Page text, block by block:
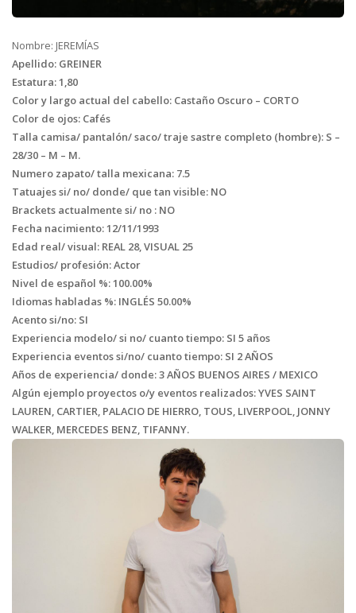
Nombre: JEREMÍAS
Apellido: GREINER
Estatura: 1,80
Color y largo actual del cabello: Castaño Oscuro – CORTO
Color de ojos: Cafés
Talla camisa/ pantalón/ saco/ traje sastre completo (hombre): S –
28/30 – M – M.
Numero zapato/ talla mexicana: 7.5
Tatuajes si/ no/ donde/ que tan visible: NO
Brackets actualmente si/ no : NO
Fecha nacimiento: 12/11/1993
Edad real/ visual: REAL 28, VISUAL 25
Estudios/ profesión: Actor
Nivel de español %: 100.00%
Idiomas habladas %: INGLÉS 50.00%
Acento si/no: SI
Experiencia modelo/ si no/ cuanto tiempo: SI 5 años
Experiencia eventos si/no/ cuanto tiempo: SI 2 AÑOS
Años de experiencia/ donde: 3 AÑOS BUENOS AIRES / MEXICO
Algún ejemplo proyectos o/y eventos realizados: YVES SAINT
LAUREN, CARTIER, PALACIO DE HIERRO, TOUS, LIVERPOOL, JONNY
WALKER, MERCEDES BENZ, TIFANNY.